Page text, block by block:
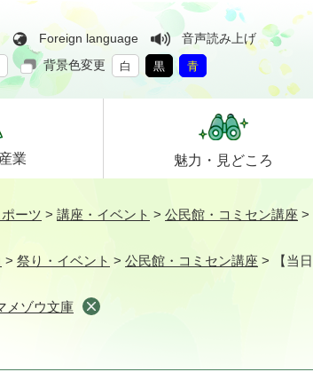
Foreign language
音声読み上げ
背景色変更 白 黒 青
産業 魅力・ 見どころ
ーツ > 講座・イベント > 公民館・コミセン講座 >
> 祭り・イベント > 公民館・コミセン講座 >
【当
メゾウ文庫